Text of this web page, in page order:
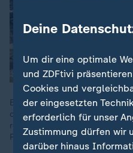
Experten führender
optimistisch, dass die
rechnen sie mit einem
Prozent.
Deine
Um dir eine optimale
und ZDFtivi
Cookies und
der eingesetzten
erforderlich für unser
Zustimmung dürfen wir
darüber hinaus